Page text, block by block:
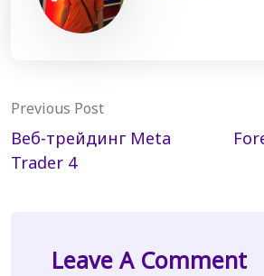
Post
navigation
Previous Post
Веб-трейдинг Meta
Trader 4
Leave A Comment